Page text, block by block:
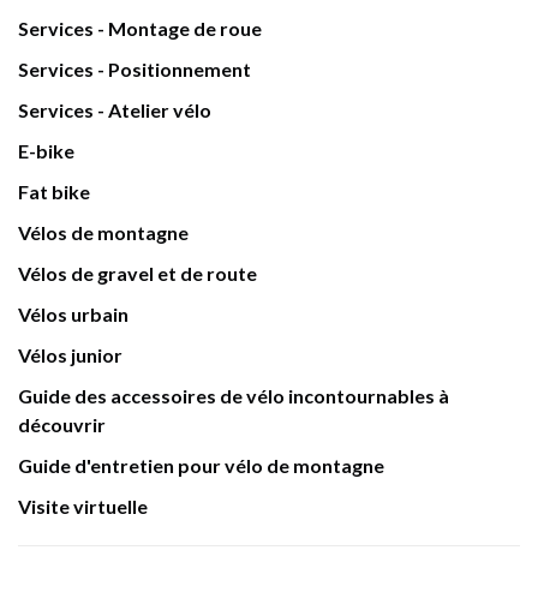
Services - Montage de roue
Services - Positionnement
Services - Atelier vélo
E-bike
Fat bike
Vélos de montagne
Vélos de gravel et de route
Vélos urbain
Vélos junior
Guide des accessoires de vélo incontournables à
découvrir
Guide d'entretien pour vélo de montagne
Visite virtuelle